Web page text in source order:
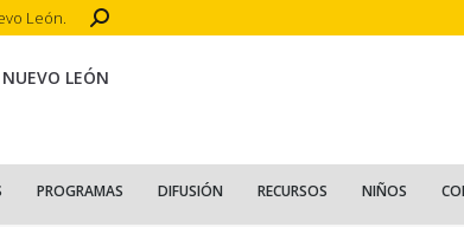
León. Search:
LEÓN
PROGRAMAS DIFUSIÓN RECURSOS NIÑOS
DE PUBLICACIONES PROGRAMAS DIFUSIÓN